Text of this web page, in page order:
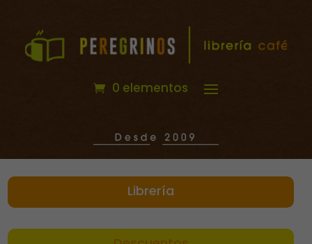
0 elementos
Librería